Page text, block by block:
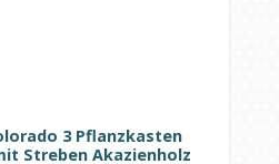
3 Pflanzkasten
Streben Akazienholz